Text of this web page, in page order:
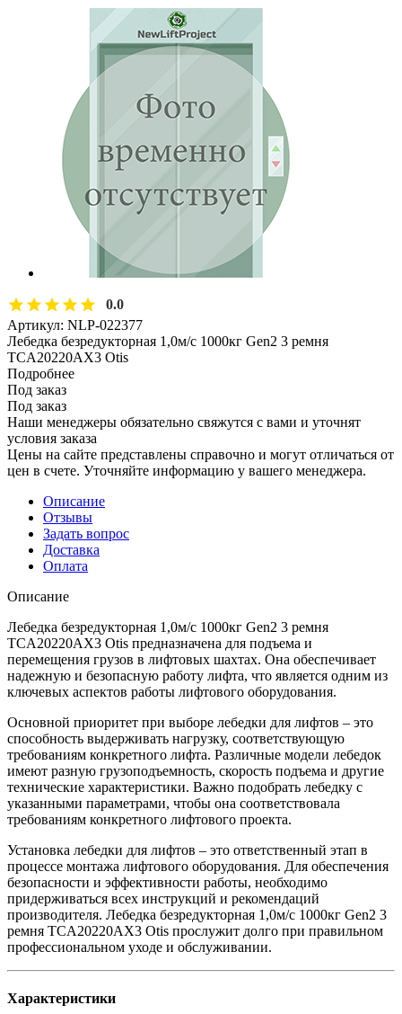
0.0
Артикул: NLP-022377
Лебедка безредукторная 1,0м/с 1000кг Gen2 3 ремня
TCA20220AX3 Otis
Подробнее
Под заказ
Под заказ
Наши менеджеры обязательно свяжутся с вами и уточнят
условия заказа
Цены на сайте представлены справочно и могут отличаться от
цен в счете. Уточняйте информацию у вашего менеджера.
Описание
Отзывы
Задать вопрос
Доставка
Оплата
Описание
Лебедка безредукторная 1,0м/с 1000кг Gen2 3 ремня
TCA20220AX3 Otis предназначена для подъема и
перемещения грузов в лифтовых шахтах. Она обеспечивает
надежную и безопасную работу лифта, что является одним из
ключевых аспектов работы лифтового оборудования.
Основной приоритет при выборе лебедки для лифтов – это
способность выдерживать нагрузку, соответствующую
требованиям конкретного лифта. Различные модели лебедок
имеют разную грузоподъемность, скорость подъема и другие
технические характеристики. Важно подобрать лебедку с
указанными параметрами, чтобы она соответствовала
требованиям конкретного лифтового проекта.
Установка лебедки для лифтов – это ответственный этап в
процессе монтажа лифтового оборудования. Для обеспечения
безопасности и эффективности работы, необходимо
придерживаться всех инструкций и рекомендаций
производителя. Лебедка безредукторная 1,0м/с 1000кг Gen2 3
ремня TCA20220AX3 Otis прослужит долго при правильном
профессиональном уходе и обслуживании.
Характеристики